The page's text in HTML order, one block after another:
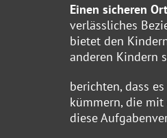
Einen sicheren
verlässliches
bietet den
anderen Kindern
berichten, dass
kümmern, die
diese